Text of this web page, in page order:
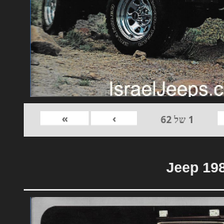
1 של62
›
»